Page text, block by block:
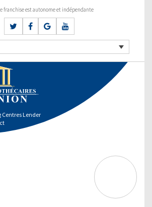
franchise est autonome et indépendante
Lender